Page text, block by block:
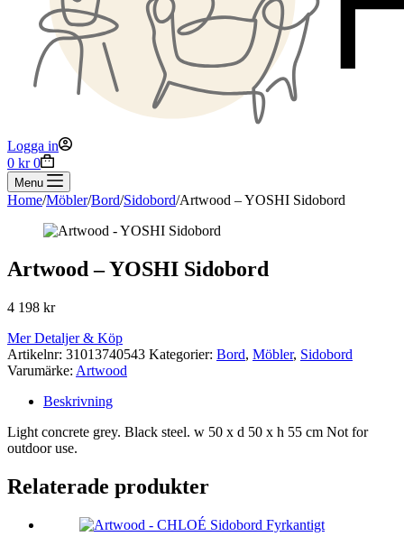
Logga in
Shopping
cart
0 kr 0
Menu
Home/Möbler/Bord/Sidobord/Artwood – YOSHI Sidobord
Artwood – YOSHI Sidobord
4 198 kr
Mer Detaljer & Köp
Artikelnr: 31013740543 Kategorier: Bord, Möbler, Sidobord
Varumärke: Artwood
Beskrivning
Light concrete grey. Black steel. w 50 x d 50 x h 55 cm Not for
outdoor use.
Relaterade produkter